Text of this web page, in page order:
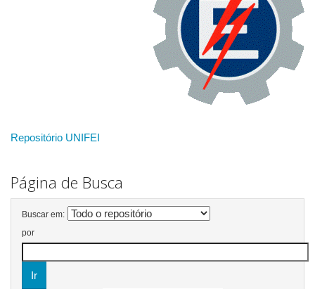
Repositório UNIFEI
Página de Busca
Buscar em:
por